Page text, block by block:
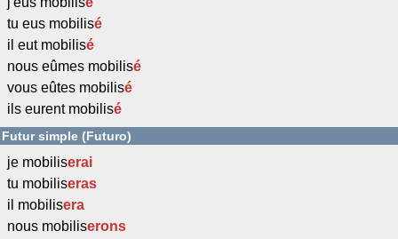
tu eus mobilisé
il eut mobilisé
nous eûmes mobilisé
vous eûtes mobilisé
ils eurent mobilisé
Futur simple (Futuro)
je mobiliserai
tu mobiliseras
il mobilisera
nous mobiliserons